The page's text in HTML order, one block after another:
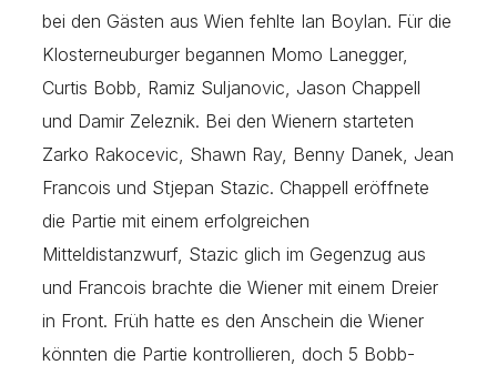
bei den Gästen aus Wien fehlte Ian Boylan. Für die
Klosterneuburger begannen Momo Lanegger,
Curtis Bobb, Ramiz Suljanovic, Jason Chappell
und Damir Zeleznik. Bei den Wienern starteten
Zarko Rakocevic, Shawn Ray, Benny Danek, Jean
Francois und Stjepan Stazic. Chappell eröffnete
die Partie mit einem erfolgreichen
Mitteldistanzwurf, Stazic glich im Gegenzug aus
und Francois brachte die Wiener mit einem Dreier
in Front. Früh hatte es den Anschein die Wiener
könnten die Partie kontrollieren, doch 5 Bobb-